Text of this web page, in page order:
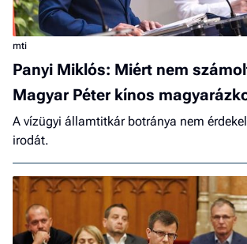
mti
Panyi Miklós: Miért nem
Magyar Péter kínos
A vízügyi államtitkár botránya nem
irodát.